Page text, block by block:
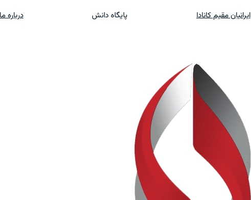
ایرانیان مقیم کانادا پایگاه دانش درباره